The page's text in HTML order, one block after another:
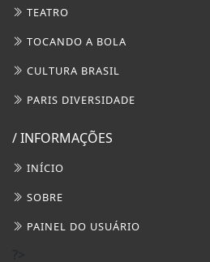
TEATRO
TOCANDO A BOLA
CULTURA BRASIL
PARIS DIVERSIDADE
/ INFORMAÇÕES
INÍCIO
SOBRE
PAINEL DO USUÁRIO